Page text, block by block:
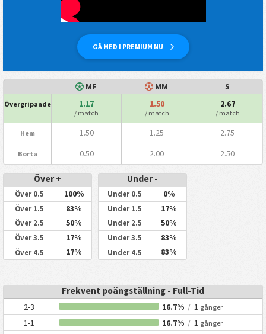
GÅ MED I PREMIUM NU
MF MM S
Övergripande 1.17
/ match
1.50
/ match
2.67
/ match
Hem 1.50 1.25 2.75
Borta 0.50 2.00 2.50
Över +
Över 0.5 100%
Över 1.5 83%
Över 2.5 50%
Över 3.5 17%
Över 4.5 17%
Under -
Under 0.5 0%
Under 1.5 17%
Under 2.5 50%
Under 3.5 83%
Under 4.5 83%
Frekvent poängställning - Full-Tid
2-3 16.7% / 1 gånger
1-1 16.7% / 1 gånger